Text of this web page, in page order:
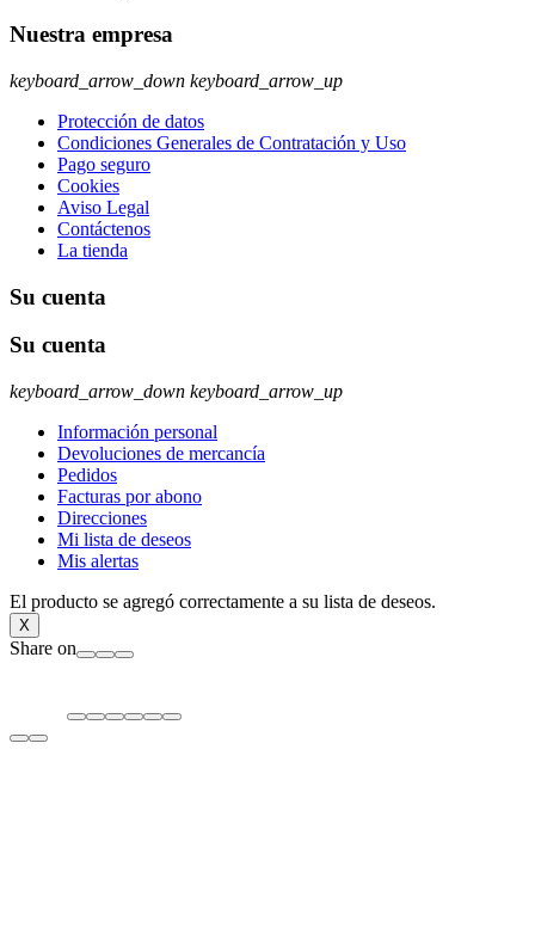
Nuestra empresa
keyboard_arrow_down keyboard_arrow_up
Protección de datos
Condiciones Generales de Contratación y Uso
Pago seguro
Cookies
Aviso Legal
Contáctenos
La tienda
Su cuenta
Su cuenta
keyboard_arrow_down keyboard_arrow_up
Información personal
Devoluciones de mercancía
Pedidos
Facturas por abono
Direcciones
Mi lista de deseos
Mis alertas
El producto se agregó correctamente a su lista de deseos.
X
Share on